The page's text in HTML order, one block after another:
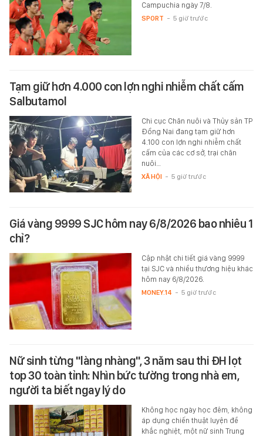
Campuchia ngày 7/8.
SPORT - 5 giờ trước
Tạm giữ hơn 4.000 con lợn nghi nhiễm chất cấm
Salbutamol
Chi cục Chăn nuôi và Thủy sản TP
Đồng Nai đang tạm giữ hơn
4.100 con lợn nghi nhiễm chất
cấm của các cơ sở, trại chăn
nuôi…
XÃ HỘI - 5 giờ trước
Giá vàng 9999 SJC hôm nay 6/8/2026 bao nhiêu 1
chỉ?
Cập nhật chi tiết giá vàng 9999
tại SJC và nhiều thương hiệu khác
hôm nay 6/8/2026.
MONEY.14 - 5 giờ trước
Nữ sinh từng "làng nhàng", 3 năm sau thi ĐH lọt
top 30 toàn tỉnh: Nhìn bức tường trong nhà em,
người ta biết ngay lý do
Không học ngày học đêm, không
áp dụng chiến thuật luyện đề
khắc nghiệt, một nữ sinh Trung